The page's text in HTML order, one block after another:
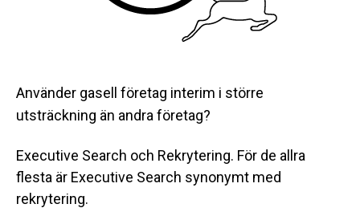
Använder gasell företag interim i större
utsträckning än andra företag?
Executive Search och Rekrytering. För de allra
flesta är Executive Search synonymt med
rekrytering.